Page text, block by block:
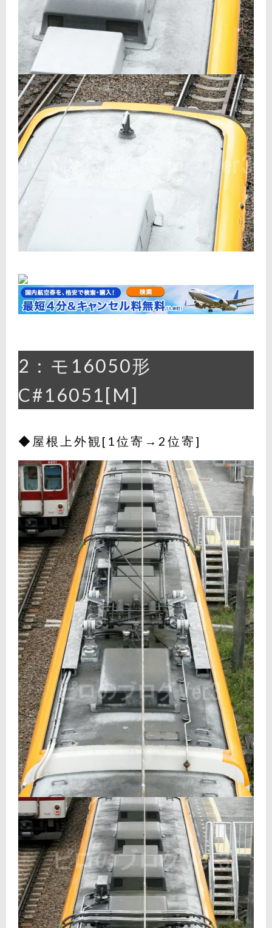
2：モ16050形
C#16051[M]
◆屋根上外観[1位寄→2位寄]